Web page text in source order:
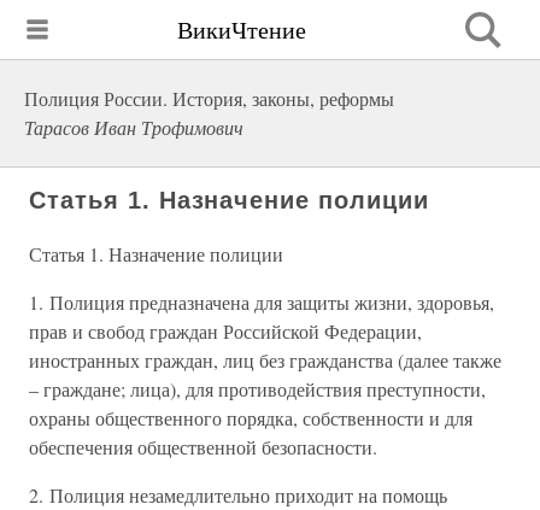
ВикиЧтение
Полиция России. История, законы, реформы
Тарасов Иван Трофимович
Статья 1. Назначение полиции
Статья 1. Назначение полиции
1. Полиция предназначена для защиты жизни, здоровья,
прав и свобод граждан Российской Федерации,
иностранных граждан, лиц без гражданства (далее также
– граждане; лица), для противодействия преступности,
охраны общественного порядка, собственности и для
обеспечения общественной безопасности.
2. Полиция незамедлительно приходит на помощь